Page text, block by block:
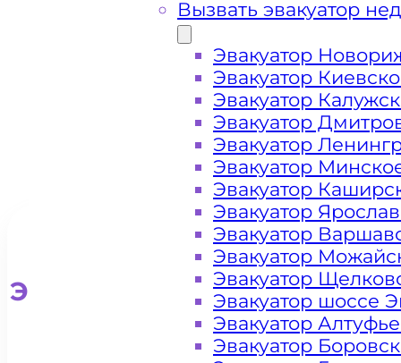
шоссе
Эвакуатор для легковых
Вызвать эвакуатор
Эвакуатор
Эвакуатор
Эвакуатор
Эвакуатор
Эвакуатор
Эвакуатор
Эвакуатор
Эвакуатор
Эвакуатор
Эвакуатор
Эвакуатор
Эвакуатор шоссе
Эвакуатор
Эвакуатор